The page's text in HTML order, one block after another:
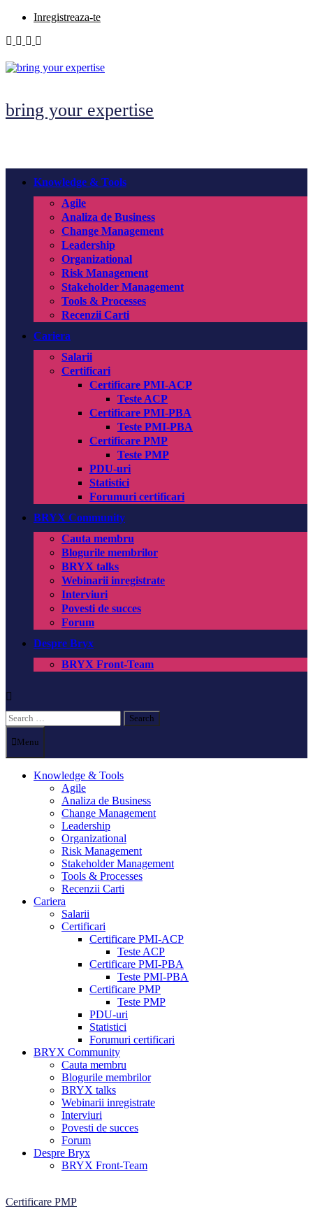
Skip
content
Inregistreaza-te
bring your expertise
Knowledge & Tools
Agile
Analiza de Business
Change Management
Leadership
Organizational
Risk Management
Stakeholder Management
Tools & Processes
Recenzii Carti
Cariera
Salarii
Certificari
Certificare PMI-ACP
Teste ACP
Certificare PMI-PBA
Teste PMI-PBA
Certificare PMP
Teste PMP
PDU-uri
Statistici
Forumuri certificari
BRYX Community
Cauta membru
Blogurile membrilor
BRYX talks
Webinarii inregistrate
Interviuri
Povesti de succes
Forum
Despre Bryx
BRYX Front-Team
Search
for:
Menu
Knowledge & Tools
Agile
Analiza de Business
Change Management
Leadership
Organizational
Risk Management
Stakeholder Management
Tools & Processes
Recenzii Carti
Cariera
Salarii
Certificari
Certificare PMI-ACP
Teste ACP
Certificare PMI-PBA
Teste PMI-PBA
Certificare PMP
Teste PMP
PDU-uri
Statistici
Forumuri certificari
BRYX Community
Cauta membru
Blogurile membrilor
BRYX talks
Webinarii inregistrate
Interviuri
Povesti de succes
Forum
Despre Bryx
BRYX Front-Team
Certificare PMP